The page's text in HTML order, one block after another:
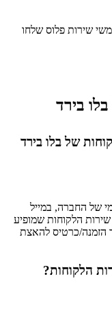
שירות פלוס שלחו
בלו בירד
של בלו בירד
של החברה, במייל
שירות הלקוחות שמופיע
הזמנה/כרטיס להאצת
הלקוחות?